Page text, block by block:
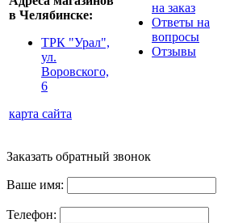
в Челябинске:
ТРК "Урал",
ул.
Воровского,
6
карта сайта
на заказ
Ответы на
вопросы
Отзывы
Заказать обратный звонок
Ваше имя:
Телефон: